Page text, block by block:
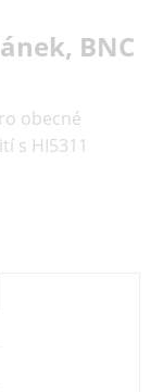
BNC
obecné
s HI5311